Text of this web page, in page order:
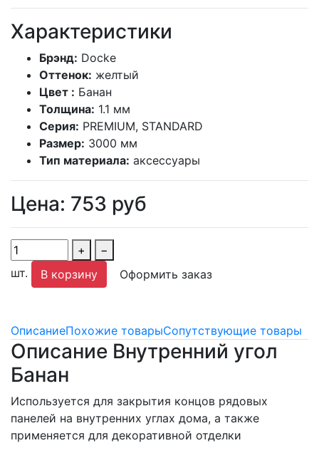
Характеристики
Брэнд: Docke
Оттенок: желтый
Цвет : Банан
Толщина: 1.1 мм
Серия: PREMIUM, STANDARD
Размер: 3000 мм
Тип материала: аксессуары
Цена: 753 руб
+
−
шт.
В корзину Оформить заказ
ОписаниеПохожие товарыСопутствующие товары
Описание Внутренний угол
Банан
Используется для закрытия концов рядовых
панелей на внутренних углах дома, а также
применяется для декоративной отделки